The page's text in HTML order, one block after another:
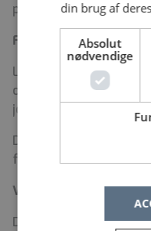
personale ved
For Ergo:
Løn- og
overenskomst for
jordemødre i regionerne
Der indhentes
forevises
Vil du vide mere?
Du er meget
din brug af
Absolut
nødvendige